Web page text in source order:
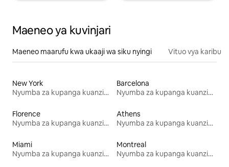
Maeneo ya kuvinjari
Maeneo maarufu kwa ukaaji wa siku nyingi Vituo vya karibu
New York
Nyumba za kupanga kuanzia mwezi mmoja
Barcelona
Nyumba za kupanga kuanzia mwezi mmoja
Florence
Nyumba za kupanga kuanzia mwezi mmoja
Athens
Nyumba za kupanga kuanzia mwezi mmoja
Miami
Nyumba za kupanga kuanzia mwezi mmoja
Montreal
Nyumba za kupanga kuanzia mwezi mmoja